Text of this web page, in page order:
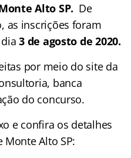
Alto SP. De
as inscrições foram
dia3 de agosto de 2020.
por meio do site da
banca
do concurso.
e confira os detalhes
Alto SP: